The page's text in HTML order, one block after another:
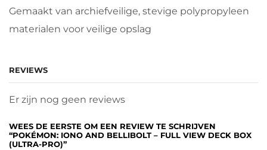
Gemaakt van archiefveilige, stevige polypropyleen
materialen voor veilige opslag
REVIEWS
Er zijn nog geen reviews
WEES DE EERSTE OM EEN REVIEW TE SCHRIJVEN
“POKÉMON: IONO AND BELLIBOLT – FULL VIEW DECK BOX
(ULTRA-PRO)”